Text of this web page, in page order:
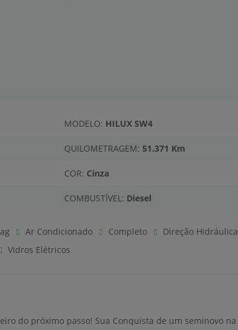
MODELO: HILUX SW4
QUILOMETRAGEM: 51.371 Km
COR: Cinza
COMBUSTÍVEL: Diesel
Ar Condicionado Completo
Direção Hidráulica
Vidros Elétricos
do próximo passo! Sua Conquista de um seminovo na